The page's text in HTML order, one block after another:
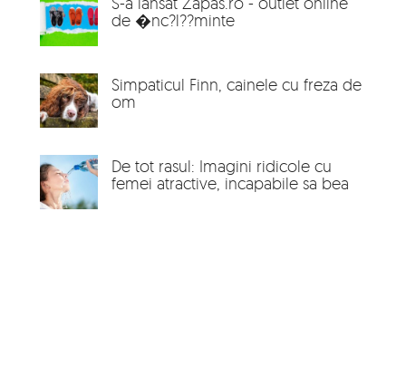
de �nc?l??minte
Simpaticul Finn, cainele cu freza de
om
De tot rasul: Imagini ridicole cu
femei atractive, incapabile sa bea